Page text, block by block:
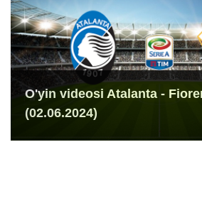
O'yin videosi Atalanta -
(02.06.2024)